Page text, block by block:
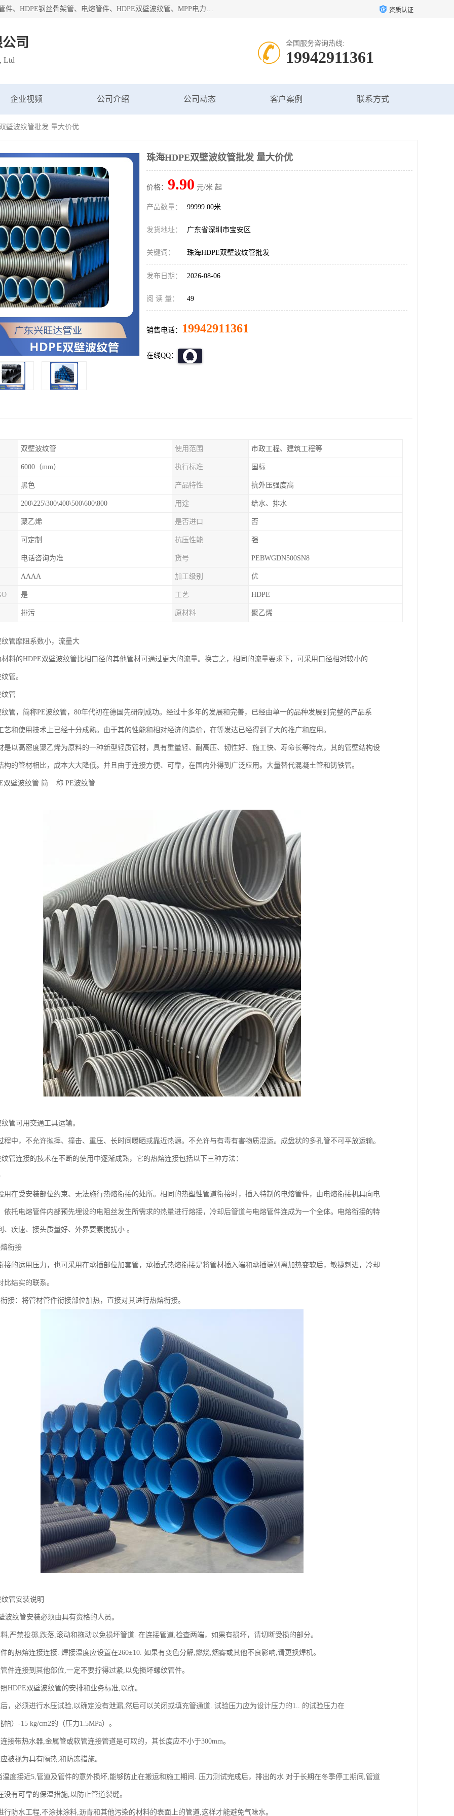
深圳市鑫润通管业有限公司专业生产批发：HDPE管材、热熔管件、HDPE钢丝骨架管、电熔管件、HDPE双壁波纹管、MPP电力管、井盖、PVC管材管件、PPR管材管件等；公司自创建以来，始终秉承“团结、务实、创新、守信”的服务宗旨，凭借专业的服务以及多年的勤奋拼搏，发展成为一家专业销售各种管材管件，绝缘电工套管及配件等系列产品的贸易公司。 资质认证
司
Ltd
全国服务咨询热线:
19942911361
企业视频 公司介绍 公司动态 客户案例 联系方式
壁波纹管批发 量大价优
珠海HDPE双壁波纹管批发 量大价优
价格： 9.90 元/米 起
产品数量： 99999.00米
发货地址： 广东省深圳市宝安区
关键词： 珠海HDPE双壁波纹管批发
发布日期： 2026-08-06
阅 读 量： 49
销售电话： 19942911361
在线QQ：
双壁波纹管 使用范围 市政工程、建筑工程等
6000（mm） 执行标准 国标
黑色 产品特性 抗外压强度高
200\225\300\400\500\600\800 用途 给水、排水
聚乙烯 是否进口 否
可定制 抗压性能 强
电话咨询为准 货号 PEBWGDN500SN8
AAAA 加工级别 优
是 工艺 HDPE
排污 原材料 聚乙烯
纹管摩阻系数小，流量大
材料的HDPE双壁波纹管比相口径的其他管材可通过更大的流量。换言之，相同的流量要求下，可采用口径相对较小的
管。
纹管
纹管，简称PE波纹管，80年代初在德国先研制成功。经过十多年的发展和完善，已经由单一的品种发展到完整的产品系
艺和使用技术上已经十分成熟。由于其的性能和相对经济的造价，在等发达已经得到了大的推广和应用。
是以高密度聚乙烯为原料的一种新型轻质管材，具有重量轻、耐高压、韧性好、施工快、寿命长等特点，其的管壁结构设
构的管材相比，成本大大降低。并且由于连接方便、可靠，在国内外得到广泛应用。大量替代混凝土管和铸铁管。
双壁波纹管 简 称 PE波纹管
管可用交通工具运输。
程中，不允许抛摔、撞击、重压、长时间曝晒或靠近热源。不允许与有毒有害物质混运。成盘状的多孔管不可平放运输。
管连接的技术在不断的使用中逐渐成熟，它的热熔连接包括以下三种方法：
用在受安装部位约束、无法施行热熔衔接的处所。相同的热塑性管道衔接时，插入特制的电熔管件，由电熔衔接机具向电
依托电熔管件内部预先埋设的电阻丝发生所需求的热量进行熔接，冷却后管道与电熔管件连成为一个全体。电熔衔接的特
、疾速、接头质量好、外界要素搅扰小 。
衔接
接的运用压力，也可采用在承插部位加套管，承插式热熔衔接是将管材插入端和承插端别离加热变软后，敏捷刺进，冷却
比结实的联系。
接：将管材管件衔接部位加热，直接对其进行热熔衔接。
管安装说明
波纹管安装必须由具有资格的人员。
,严禁投掷,跌落,滚动和拖动以免损坏管道. 在连接管道,检查两端，如果有损坏，请切断受损的部分。
的热熔连接连接. 焊接温度应设置在260±10. 如果有变色分解,燃烧,烟雾或其他不良影响,请更换焊机。
件连接到其他部位,一定不要拧得过紧,以免损坏螺纹管件。
HDPE双壁波纹管的安排和业务标准,以确。
，必须进行水压试验,以确定没有泄漏,然后可以关闭或填充管通道. 试验压力应为设计压力的1.. 的试验压力在
帕）-15 kg/cm2的（压力1.5MPa）。
接带热水器,金属管或软管连接管道是可取的，其长度应不小于300mm。
被视为具有隔热,和防冻措施。
温度接近5,管道及管件的意外损坏,能够防止在搬运和施工期间. 压力测试完成后，排出的水 对于长期在冬季停工期间,管道
没有可靠的保温措施,以防止管道裂缝。
行防水工程,不涂抹涂料,沥青和其他污染的材料的表面上的管道,这样才能避免气味水。